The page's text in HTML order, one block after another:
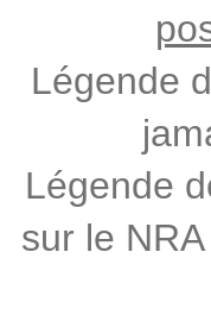
Légende
Légende
sur le NRA